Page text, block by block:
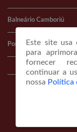
Balneário Camboriú
Porto Alegre
©
Este site usa
para
fornecer
continuar a
nossa Política